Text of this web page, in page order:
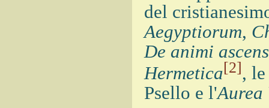
del
Aegyptiorum,
De animi
Hermetica[2],
Psello e l'Aurea